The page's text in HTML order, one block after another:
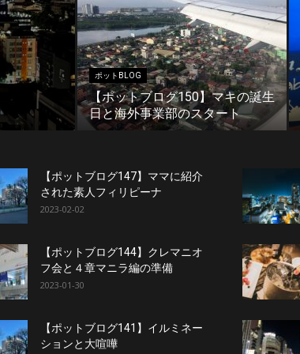
ポットBLOG
【ポットブログ150】マキの誕生
日と海外事業部のスタート
【ポットブログ147】ママに紹介
された素人フィリピーナ
2023-02-02
【ポットブログ144】クレマニオ
フ会と４章マニラ編の準備
2023-01-30
【ポットブログ141】イルミネー
ションと大喧嘩